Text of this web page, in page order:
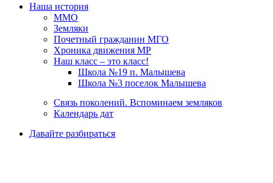
Наша история
ММО
Земляки
Почетный гражданин МГО
Хроника движения МР
Наш класс – это класс!
Школа №19 п. Малышева
Школа №3 поселок Малышева
Связь поколений. Вспоминаем земляков
Календарь дат
Давайте разбираться